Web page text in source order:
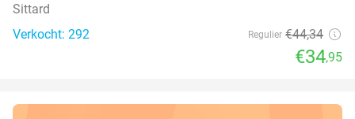
Sittard
Verkocht: 292
Regulier €44,34
€34,95